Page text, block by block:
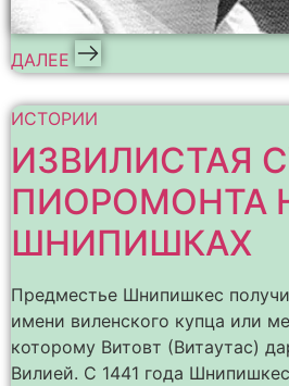
ДАЛЕЕ
ИСТОРИИ
ИЗВИЛИСТАЯ
ПИОРОМОНТА
ШНИПИШКАХ
Предместье Шнипишкес
имени виленского купца или
которому Витовт (Витаутас)
Вилией. С 1441 года